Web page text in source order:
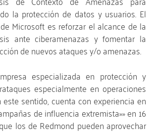
la protección de datos y usuarios. El
Microsoft es reforzar el alcance de la
ante ciberamenazas y fomentar la
de nuevos ataques y/o amenazas.
especializada en protección y
especialmente en operaciones
este sentido, cuenta con experiencia en
de influencia extremista»» en 16
los de Redmond pueden aprovechar